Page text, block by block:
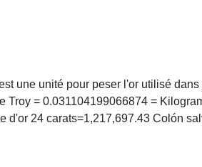
une unité pour peser l'or utilisé
Troy = 0.031104199066874 =
d'or 24 carats=1,217,697.43 Colón